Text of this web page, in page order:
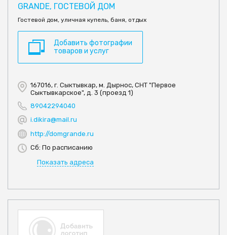
GRANDE, ГОСТЕВОЙ ДОМ
Гостевой дом, уличная купель, баня, отдых
Добавить фотографии
товаров и услуг
167016, г. Сыктывкар, м. Дырнос, СНТ "Первое
Сыктывкарское", д. 3 (проезд 1)
89042294040
i.dikira@mail.ru
http://domgrande.ru
Сб: По расписанию
Показать адреса